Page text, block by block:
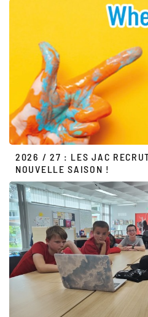
2026 / 27 : LES JAC
NOUVELLE SAISON !